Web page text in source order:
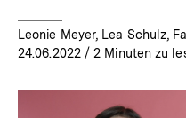
Leonie Meyer, Lea Schulz,
24.06.2022/ 2 Minuten zu